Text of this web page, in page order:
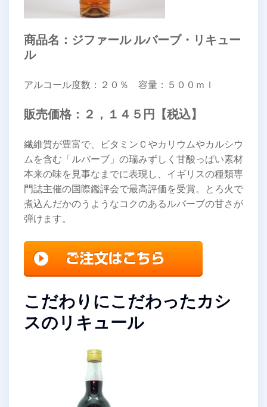
商品名：ジファール ルバーブ・リキュー
ル
アルコール度数：２０％ 容量：５００ｍｌ
販売価格：２，１４５円【税込】
繊維質が豊富で、ビタミンＣやカリウムやカルシウ
ムを含む「ルバーブ」の瑞みずしく甘酸っぱい素材
本来の味を見事なまでに表現し、イギリスの種類専
門誌主催の国際鑑評会で最高評価を受賞。とろ火で
煮込んだかのうようなコクのあるルバーブの甘さが
弾けます。
こだわりにこだわったカシ
スのリキュール